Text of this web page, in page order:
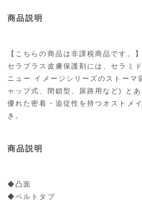
商品説明
【こちらの商品は非課税商品です。】
セラプラス皮膚保護剤には、セラミド
ニュー イメージシリーズのストーマ
ャップ式、閉鎖型、尿路用など) とあ
優れた密着・追従性を持つオストメ
き。
商品説明
◆凸面
◆ベルトタブ